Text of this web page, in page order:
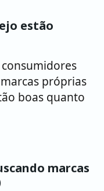
estão
próprias
boas quanto
marcas